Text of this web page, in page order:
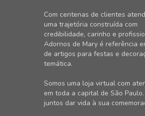
Com centenas de clientes
uma trajetória construída com
credibilidade, carinho e
Adornos de Mary é referência
de artigos para festas e
temática.
Somos uma loja virtual com
em toda a capital de São
juntos dar vida à sua